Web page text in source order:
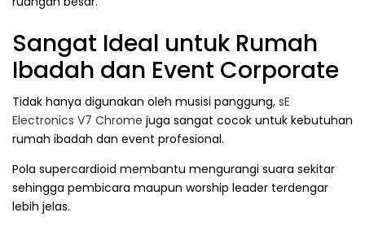
Sangat Ideal untuk Rumah
Ibadah dan Event Corporate
Tidak hanya digunakan oleh musisi panggung, sE
Electronics V7 Chrome juga sangat cocok untuk kebutuhan
rumah ibadah dan event profesional.
Pola supercardioid membantu mengurangi suara sekitar
sehingga pembicara maupun worship leader terdengar
lebih jelas.